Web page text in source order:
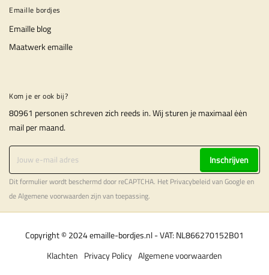
Emaille bordjes
Emaille blog
Maatwerk emaille
Kom je er ook bij?
80961 personen schreven zich reeds in. Wij sturen je maximaal ėėn
mail per maand.
Inschrijven
Dit formulier wordt beschermd door reCAPTCHA. Het Privacybeleidvan Google en
deAlgemene voorwaardenzijn van toepassing.
Copyright © 2024 emaille-bordjes.nl - VAT: NL866270152B01
Algemene voorwaarden
Privacy Policy
Klachten